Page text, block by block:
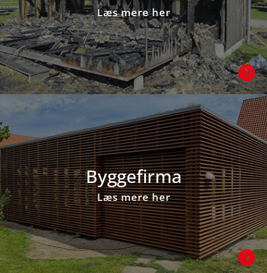
Læs mere her

Byggefirma
Læs mere her
